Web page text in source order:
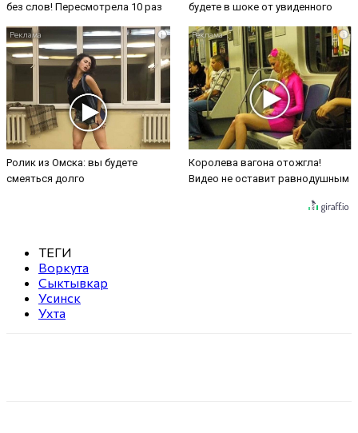
без слов! Пересмотрела 10 раз
будете в шоке от увиденного
i
Ролик из Омска: вы будете
смеяться долго
i
Королева вагона отожгла!
Видео не оставит равнодушным
ТЕГИ
Воркута
Сыктывкар
Усинск
Ухта